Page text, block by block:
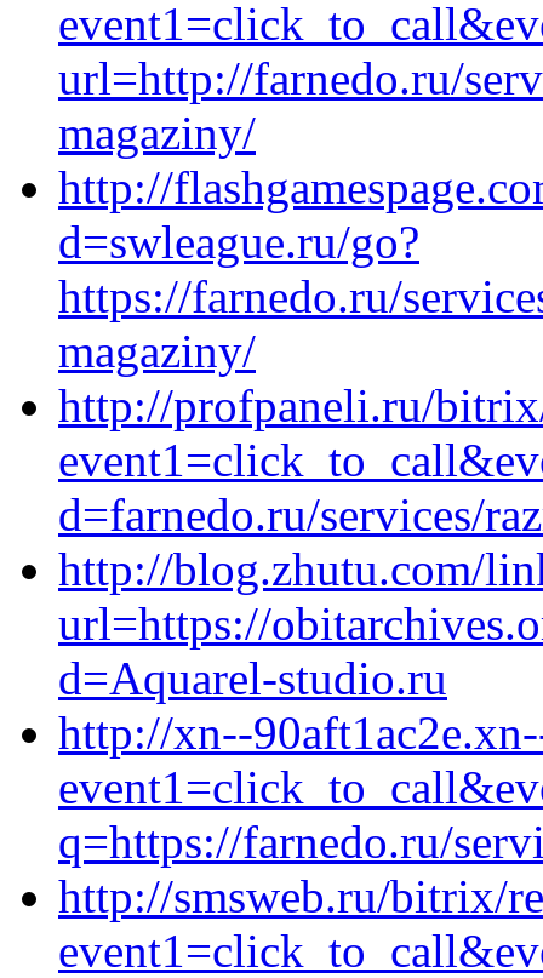
url=http://farnedo.ru/
magaziny/
http://
d=swleague.ru/go?
https://farnedo.ru/
magaziny/
http://profpaneli.ru/
d=farnedo.ru/services/
http://blog.zhutu.com/
url=https://
d=Aquarel-studio.ru
http://xn--
q=https://farnedo.ru/
http://smsweb.ru/bitrix/